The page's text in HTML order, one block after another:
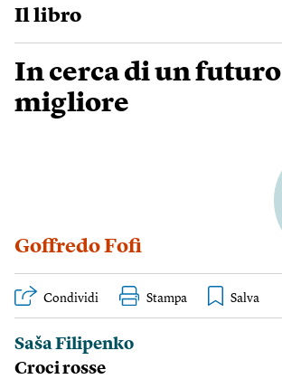
Il libro
In cerca di un futuro
migliore
Goffredo Fofi
Condividi Stampa
Saša Filipenko
Croci rosse